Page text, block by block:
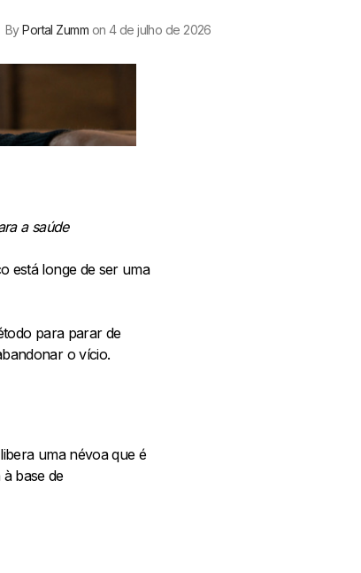
ByPortal Zumm on 4 de julho de 2026
a saúde
está longe de ser uma
para parar de
o vício.
uma névoa que é
base de